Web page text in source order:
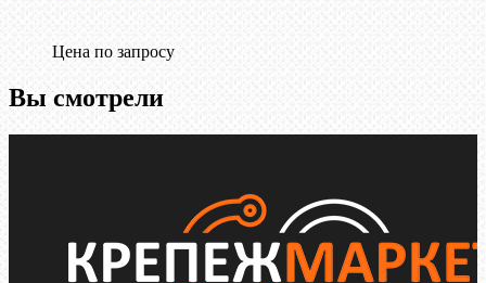
Цена по запросу
Вы смотрели